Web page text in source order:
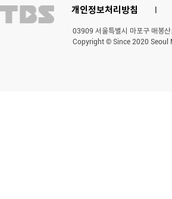
개인정보처리방침 l
03909 서울특별시 마포구 매봉
Copyright © Since 2020 Seoul